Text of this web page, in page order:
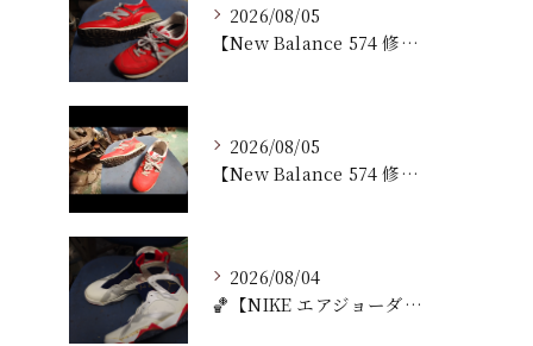
2026/08/05
【New Balance 574 修理｜加水分解したウェッジ...
2026/08/05
【New Balance 574 修理｜ウェッジヒール加水分...
2026/08/04
🏀【NIKE エアジョーダン7 加水分解修理｜ミッドソール交...